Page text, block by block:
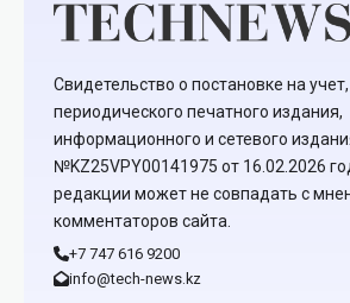
Свидетельство о постановке на
периодического печатного издания,
информационного и сетевого
№KZ25VPY00141975 от 16.02.2026
редакции может не совпадать с
комментаторов сайта.
+7 747 616 9200
info@tech-news.kz